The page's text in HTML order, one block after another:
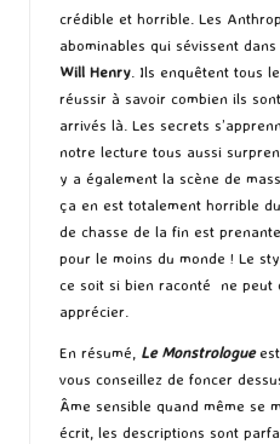
crédible et horrible. Les
abominables qui sévissent
Will Henry . Ils enquêtent tous
réussir à savoir combien ils
arrivés là. Les secrets
notre lecture tous aussi
y a également la scène de
ça en est totalement horrible
de chasse de la fin est
pour le moins du monde ! Le
ce soit si bien raconté ne peut
apprécier.
En résumé, Le Monstrologue
vous conseillez de foncer
Âme sensible quand même se
écrit, les descriptions sont